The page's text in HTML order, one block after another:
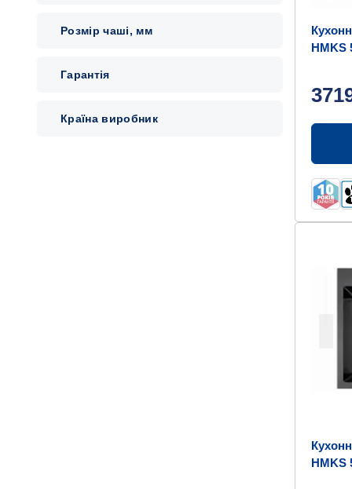
Розмір чаші, мм
Гарантія
Країна виробник
HMKS
HMKS